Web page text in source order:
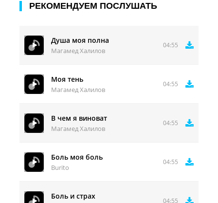
РЕКОМЕНДУЕМ ПОСЛУШАТЬ
Душа моя полна
Магамед Халилов
04:55
Моя тень
Магамед Халилов
04:55
В чем я виноват
Магамед Халилов
04:55
Боль моя боль
Burito
04:55
Боль и страх
04:55